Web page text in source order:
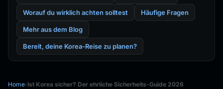
Worauf du wirklich achten solltest Häufige Fragen
Mehr aus dem Blog
Bereit, deine Korea-Reise zu planen?
Home›Ist Korea sicher? Der ehrliche Sicherheits-Guide 2026